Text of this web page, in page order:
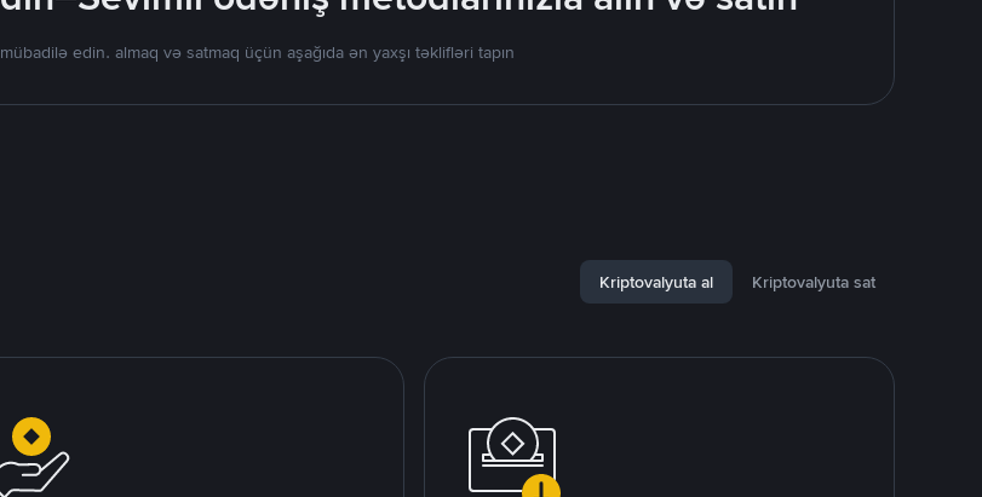
edin. almaq və satmaq üçün aşağıda ən yaxşı təklifləri tapın
Kriptovalyuta al Kriptovalyuta sat